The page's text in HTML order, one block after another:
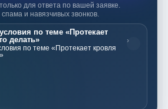
для ответа по вашей заявке.
и навязчивых звонков.
по теме «Протекает
делать»
по теме «Протекает кровля
›